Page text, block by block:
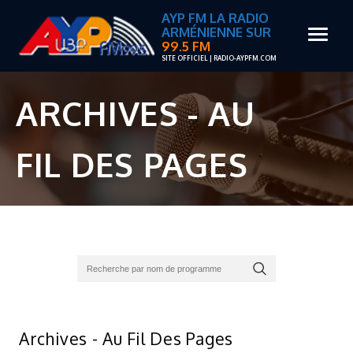
AYP FM LA RADIO
ARMÉNIENNE SUR
99.5 FM
SITE OFFICIEL | RADIO-AYPFM.COM
ARCHIVES - AU
FIL DES PAGES
Archives - Au Fil Des Pages